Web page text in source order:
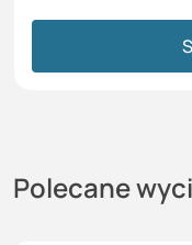
Polecane